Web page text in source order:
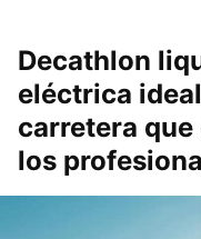
Decathlon
eléctrica
carretera
los